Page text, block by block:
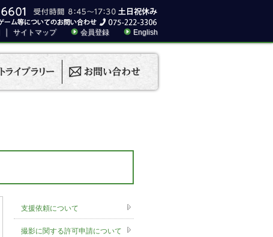
｜ サイトマップ 会員登録 English
支援依頼について
撮影に関する許可申請について